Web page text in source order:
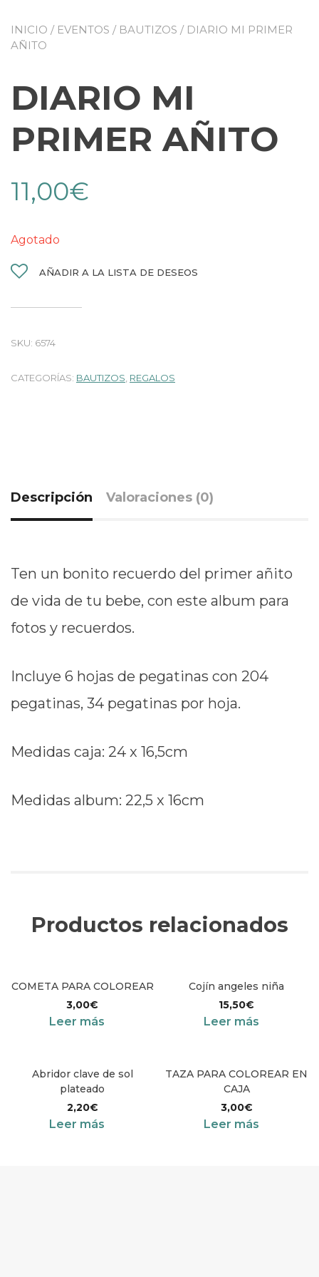
INICIO / EVENTOS / BAUTIZOS / DIARIO MI PRIMER
AÑITO
DIARIO MI
PRIMER AÑITO
11,00€
Agotado
AÑADIR A LA LISTA DE DESEOS
SKU: 6574
CATEGORÍAS: BAUTIZOS REGALOS
Descripción Valoraciones (0)
Ten un bonito recuerdo del primer añito
de vida de tu bebe, con este album para
fotos y recuerdos.
Incluye 6 hojas de pegatinas con 204
pegatinas, 34 pegatinas por hoja.
Medidas caja: 24 x 16,5cm
Medidas album: 22,5 x 16cm
Productos relacionados
COMETA PARA COLOREAR
3,00€
Leer más
Cojín angeles niña
15,50€
Leer más
Abridor clave de sol
plateado
2,20€
Leer más
TAZA PARA COLOREAR EN
CAJA
3,00€
Leer más